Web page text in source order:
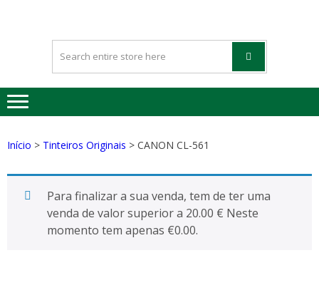
–
VAZIOS
Início > Tinteiros Originais > CANON CL-561
Para finalizar a sua venda, tem de ter uma
venda de valor superior a 20.00 € Neste
momento tem apenas €0.00.